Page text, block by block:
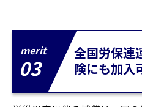
merit
03
全国労保連
険にも加入